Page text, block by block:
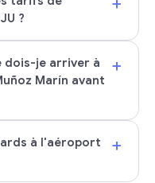
?
dois-je arriver à
Marín avant
+
à l'aéroport
+